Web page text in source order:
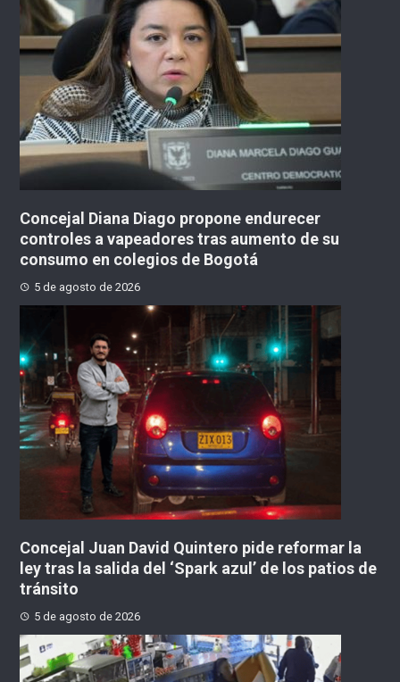
Concejal Diana Diago propone endurecer
controles a vapeadores tras aumento de su
consumo en colegios de Bogotá
5 de agosto de 2026
Concejal Juan David Quintero pide reformar la
ley tras la salida del ‘Spark azul’ de los patios de
tránsito
5 de agosto de 2026